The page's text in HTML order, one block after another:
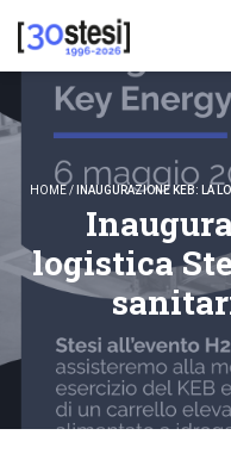
HOME/ INAUGURAZIONE KEB: LA
logistica